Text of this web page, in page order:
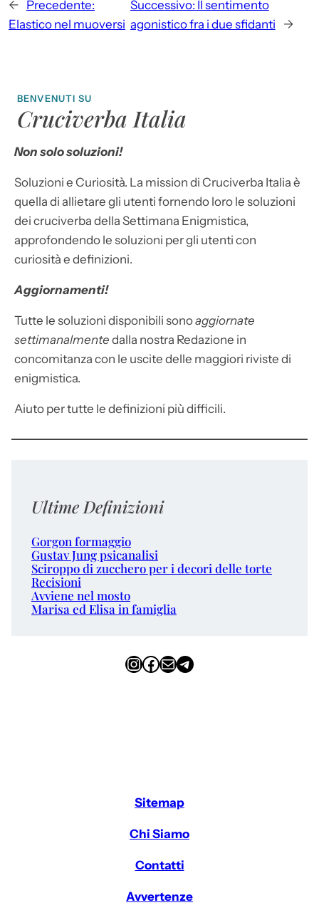
← Precedente:
Elastico nel muoversi
Successivo: Il sentimento
agonistico fra i due sfidanti
→
BENVENUTI SU
Cruciverba Italia
Non solo soluzioni!
Soluzioni e Curiosità. La mission di Cruciverba Italia è
quella di allietare gli utenti fornendo loro le soluzioni
dei cruciverba della Settimana Enigmistica,
approfondendo le soluzioni per gli utenti con
curiosità e definizioni.
Aggiornamenti!
Tutte le soluzioni disponibili sonoaggiornate
settimanalmente dalla nostra Redazione in
concomitanza con le uscite delle maggiori riviste di
enigmistica.
Aiuto per tutte le definizioni più difficili.
Ultime Definizioni
Gorgon formaggio
Gustav Jung psicanalisi
Sciroppo di zucchero per i decori delle torte
Recisioni
Avviene nel mosto
Marisa ed Elisa in famiglia
InstagramFacebook Email Telegram
Sitemap
Chi Siamo
Contatti
Avvertenze